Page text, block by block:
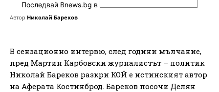
Последвай Bnews.bg в
Автор Николай Бареков
В сензационно интервю, след години мълчание,
пред Мартин Карбовски журналистът – политик
Николай Бареков разкри КОЙ е истинският автор
на Аферата Костинброд. Бареков посочи Делян